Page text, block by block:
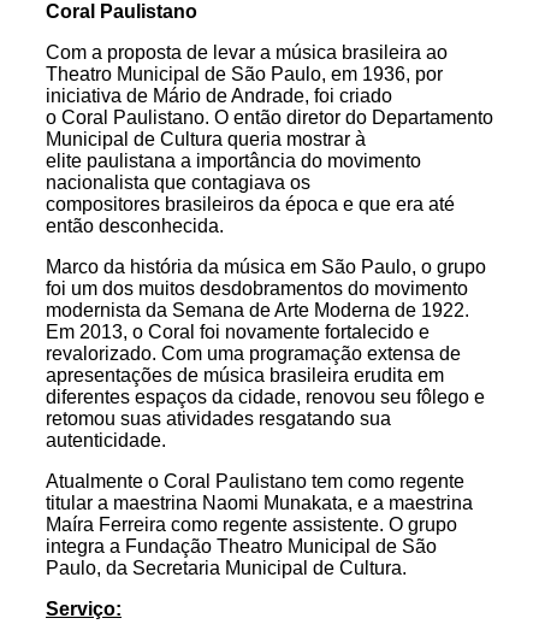
Coral
Paulistano
Com a proposta de levar a música brasileira ao
Theatro Municipal de São Paulo, em 1936, por
iniciativa de Mário de Andrade, foi criado
o Coral Paulistano. O então diretor do Departamento
Municipal de Cultura queria mostrar à
elite paulistana a importância do movimento
nacionalista que contagiava os
compositores brasileiros da época e que era até
então desconhecida.
Marco da história da música em São Paulo, o grupo
foi um dos muitos desdobramentos do movimento
modernista da Semana de Arte Moderna de 1922.
Em 2013, o Coral foi novamente fortalecido e
revalorizado. Com uma programação extensa de
apresentações de música brasileira erudita em
diferentes espaços da cidade, renovou seu fôlego e
retomou suas atividades resgatando sua
autenticidade.
Atualmente o Coral Paulistano tem como regente
titular a maestrina Naomi Munakata, e a maestrina
Maíra Ferreira como regente assistente. O grupo
integra a Fundação Theatro Municipal de São
Paulo, da Secretaria Municipal de Cultura.
Serviço: